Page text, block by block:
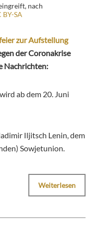
nach
BY-SA
zur Aufstellung
der Coronakrise
Nachrichten:
ab dem 20. Juni
Iljitsch Lenin, dem
Sowjetunion.
Weiterlesen